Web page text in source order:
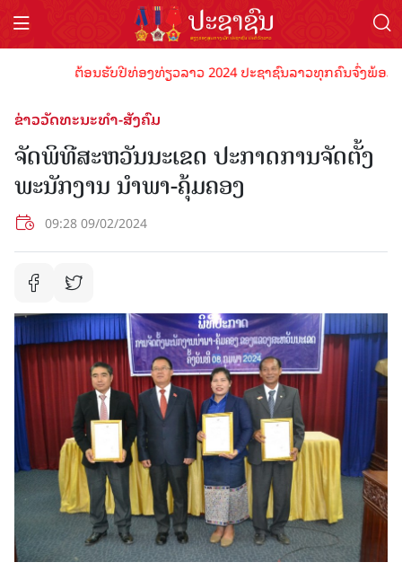
ຕ້ອນຮັບປີທ່ອງທ່ຽວລາວ 2024 ປະຊາຊົນລາວທຸກຄົນຈົ່ງພ້ອມ
ຂ່າວວັດທະນະທຳ-ສັງຄົມ
ຈັດພິທີສະຫວັນນະເຂດ ປະກາດການຈັດຕັ້ງ
ພະນັກງານ ນຳພາ-ຄຸ້ມຄອງ
09:28 09/02/2024